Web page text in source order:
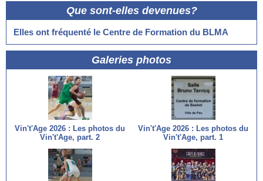
Que sont-elles devenues?
Elles ont fréquenté le Centre de Formation du BLMA
Galeries photos
Vin't'Age 2026 : Les photos du
Vin't'Age, part. 2
Vin't'Age 2026 : Les photos du
Vin't'Age, part. 1